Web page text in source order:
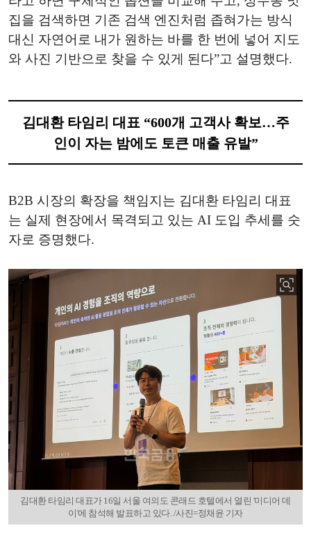
집을 검색하면 기존 검색 엔진처럼 좁혀가는 방식
대신 자연어로 내가 원하는 바를 한 번에 넣어 지도
와 사진 기반으로 찾을 수 있게 된다”고 설명했다.
김대환 타임리 대표 “600개 고객사 확보…주
인이 자는 밤에도 토큰 매출 유발”
B2B 시장의 확장을 책임지는 김대환 타임리 대표
는 실제 현장에서 목격되고 있는 AI 도입 추세를 숫
자로 증명했다.
김대환 타임리 대표가 16일 서울 여의도 콘래드 호텔에서 열린 '미디어 데
이'에 참석해 발표하고 있다. /사진=정채윤 기자